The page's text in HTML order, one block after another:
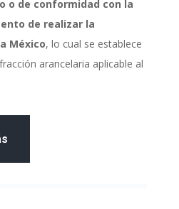
o de conformidad con la
de realizar la
México, lo cual se establece
arancelaria aplicable al